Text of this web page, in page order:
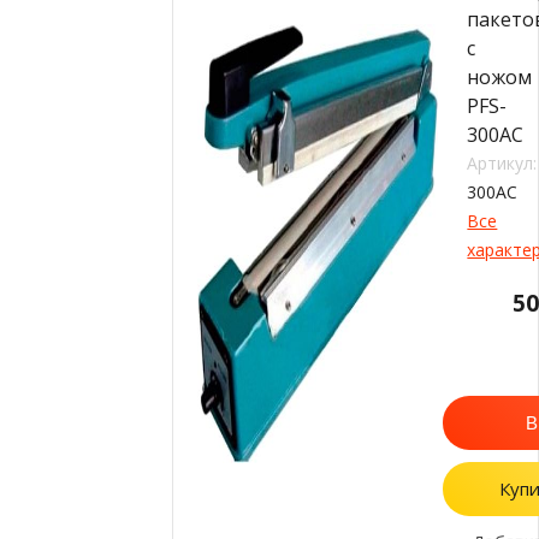
с
ножом
PFS-
300AC
Артикул:
300AC
Все